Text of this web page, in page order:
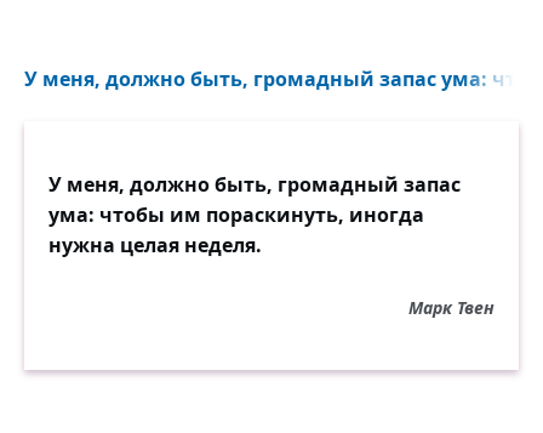
У меня, должно быть, громадный запас ума:
У меня, должно быть, громадный запас
ума: чтобы им пораскинуть, иногда
нужна целая неделя.
Марк Твен